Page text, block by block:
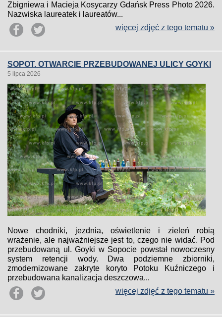
Zbigniewa i Macieja Kosycarzy Gdańsk Press Photo 2026.
Nazwiska laureatek i laureatów...
więcej zdjęć z tego tematu »
SOPOT. OTWARCIE PRZEBUDOWANEJ ULICY GOYKI
5 lipca 2026
Nowe chodniki, jezdnia, oświetlenie i zieleń robią
wrażenie, ale najważniejsze jest to, czego nie widać. Pod
przebudowaną ul. Goyki w Sopocie powstał nowoczesny
system retencji wody. Dwa podziemne zbiorniki,
zmodernizowane zakryte koryto Potoku Kuźniczego i
przebudowana kanalizacja deszczowa...
więcej zdjęć z tego tematu »